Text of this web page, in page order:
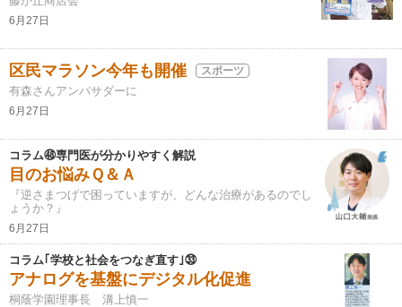
6月27日
区民マラソン今年も開催 スポーツ
有森さんアンバサダーに
6月27日
コラム㊽専門医が分かりやすく解説
目のお悩みＱ＆Ａ
『逆さまつげで困っていますが、どんな治療があるのでし
ょうか？』
6月27日
コラム｢学校と社会をつなぎ直す｣㉝
アナログを基盤にデジタル化促進
桐蔭学園理事長 溝上慎一